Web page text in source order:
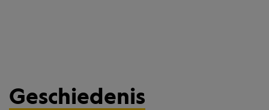
Geschiedenis